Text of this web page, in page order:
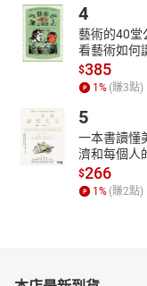
4
藝術的40堂
看藝術如何
$385
1 % (賺3點)
5
一本書讀懂
濟和每個人
$266
1 % (賺2點)